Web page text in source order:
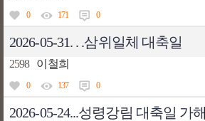
0 171 0
2026-05-31. . .삼위일체 대축일
2598 이철희
0 137 0
2026-05-24...성령강림 대축일 가해